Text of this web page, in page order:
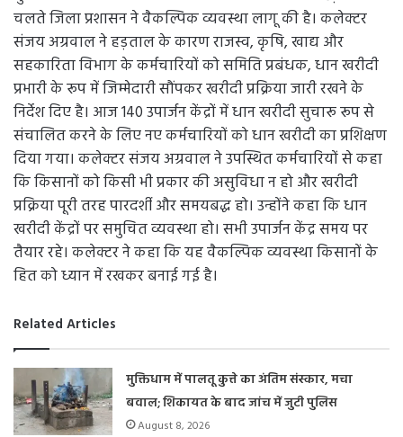
चलते जिला प्रशासन ने वैकल्पिक व्यवस्था लागू की है। कलेक्टर
संजय अग्रवाल ने हड़ताल के कारण राजस्व, कृषि, खाद्य और
सहकारिता विभाग के कर्मचारियों को समिति प्रबंधक, धान खरीदी
प्रभारी के रूप में जिम्मेदारी सौंपकर खरीदी प्रक्रिया जारी रखने के
निर्देश दिए है। आज 140 उपार्जन केंद्रों में धान खरीदी सुचारू रूप से
संचालित करने के लिए नए कर्मचारियों को धान खरीदी का प्रशिक्षण
दिया गया। कलेक्टर संजय अग्रवाल ने उपस्थित कर्मचारियों से कहा
कि किसानों को किसी भी प्रकार की असुविधा न हो और खरीदी
प्रक्रिया पूरी तरह पारदर्शी और समयबद्ध हो। उन्होंने कहा कि धान
खरीदी केंद्रों पर समुचित व्यवस्था हो। सभी उपार्जन केंद्र समय पर
तैयार रहे। कलेक्टर ने कहा कि यह वैकल्पिक व्यवस्था किसानों के
हित को ध्यान में रखकर बनाई गई है।
Related Articles
मुक्तिधाम में पालतू कुत्ते का अंतिम संस्कार, मचा
बवाल; शिकायत के बाद जांच में जुटी पुलिस
August 8, 2026